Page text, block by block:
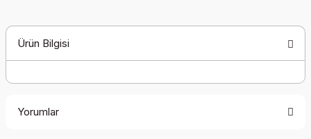
Ürün Bilgisi
Yorumlar